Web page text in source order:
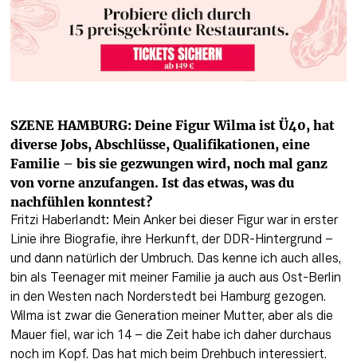
SZENE HAMBURG: Deine Figur Wilma ist Ü40, hat
diverse Jobs, Abschlüsse, Qualifikationen, eine
Familie – bis sie gezwungen wird, noch mal ganz
von vorne anzufangen. Ist das etwas, was du
nachfühlen konntest?
Fritzi Haberlandt: Mein Anker bei dieser Figur war in erster
Linie ihre Biografie, ihre Herkunft, der DDR-Hintergrund –
und dann natürlich der Umbruch. Das kenne ich auch alles,
bin als Teenager mit meiner Familie ja auch aus Ost-Berlin
in den Westen nach Norderstedt bei Hamburg gezogen.
Wilma ist zwar die Generation meiner Mutter, aber als die
Mauer fiel, war ich 14 – die Zeit habe ich daher durchaus
noch im Kopf. Das hat mich beim Drehbuch interessiert.